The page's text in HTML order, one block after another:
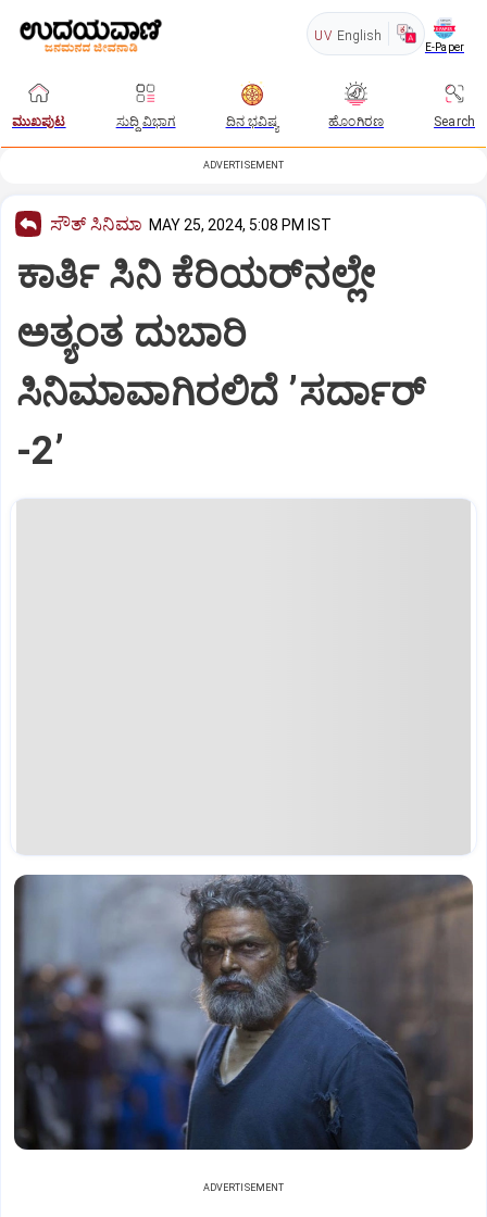
UV English
E-Paper
ಮುಖಪುಟ ಸುದ್ದಿ ವಿಭಾಗ ದಿನ ಭವಿಷ್ಯ ಹೊಂಗಿರಣ Search
ADVERTISEMENT
ಸೌತ್‌ ಸಿನಿಮಾ MAY 25, 2024, 5:08 PM IST
ಕಾರ್ತಿ ಸಿನಿ ಕೆರಿಯರ್‌ನಲ್ಲೇ
ಅತ್ಯಂತ ದುಬಾರಿ
ಸಿನಿಮಾವಾಗಿರಲಿದೆ ʼಸರ್ದಾರ್‌
-2ʼ
ADVERTISEMENT